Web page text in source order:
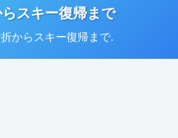
スキー復帰まで
からスキー復帰まで.